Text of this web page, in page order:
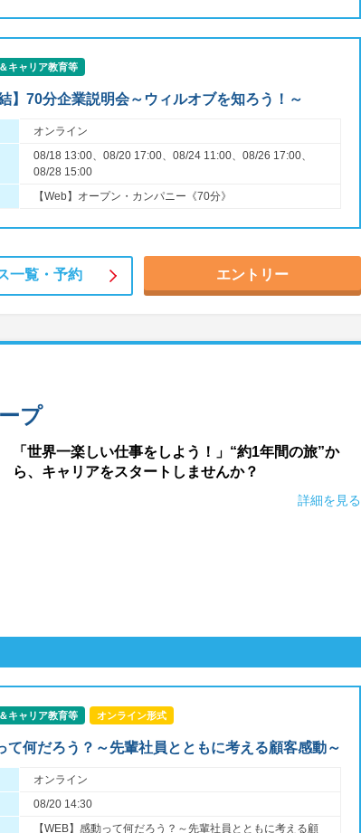
キャリア教育等
】70分企業説明会～ウィルオブを知ろう！～
オンライン
08/18 13:00、08/20 17:00、08/24 11:00、08/26 17:00、
08/28 15:00
【Web】オープン・カンパニー《70分》
一覧・ 予約 エントリー
プ
「世界一楽しい仕事をしよう！」“約1年間の旅”か
ら、キャリアをスタートしませんか？
詳細を見る
キャリア教育等 オンライン形式
て何だろう？～先輩社員とともに考える顧客感動～
オンライン
08/20 14:30
【WEB】感動って何だろう？～先輩社員とともに考える顧